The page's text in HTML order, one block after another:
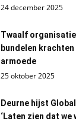
24 december 2025
Twaalf
bundelen
armoede
25 oktober 2025
Deurne hijst
‘Laten zien dat we